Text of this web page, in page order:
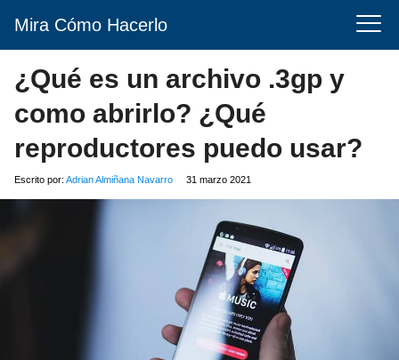
Mira Cómo Hacerlo
¿Qué es un archivo .3gp y
como abrirlo? ¿Qué
reproductores puedo usar?
Escrito por: Adrian Almiñana Navarro 31 marzo 2021